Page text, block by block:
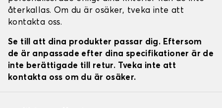
återkallas. Om du är osäker, tveka inte att
kontakta oss.
Se till att dina produkter passar dig. Eftersom
de är anpassade efter dina specifikationer är de
inte berättigade till retur. Tveka inte att
kontakta oss om du är osäker.